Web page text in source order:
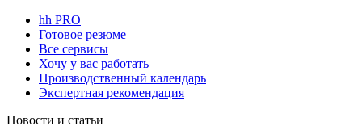
hh PRO
Готовое резюме
Все сервисы
Хочу у вас работать
Производственный календарь
Экспертная рекомендация
Новости и статьи